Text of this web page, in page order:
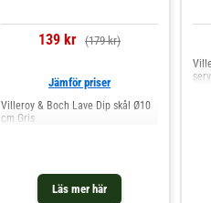
139 kr (179 kr)
Läs mer här
Jämför priser
Villeroy & Boch Lave Dip skål Ø10
cm Gris